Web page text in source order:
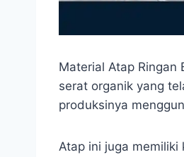
Material Atap Ringan
serat organik yang
produksinya
Atap ini juga